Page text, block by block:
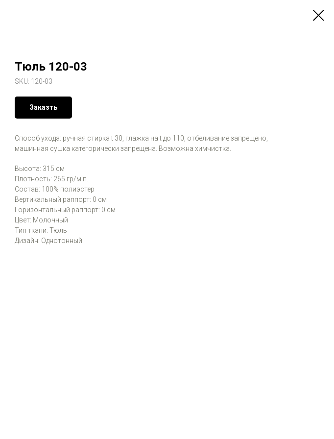
Тюль 120-03
SKU: 120-03
Заказть
Способ ухода: ручная стирка t 30, глажка на t до 110, отбеливание запрещено,
машинная сушка категорически запрещена. Возможна химчистка.
Высота: 315 см
Плотность: 265 гр/м.п.
Состав: 100% полиэстер
Вертикальный раппорт: 0 см
Горизонтальный раппорт: 0 см
Цвет: Молочный
Тип ткани: Тюль
Дизайн: Однотонный